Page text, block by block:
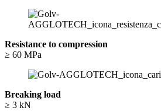
Resistance to compression
≥ 60 MPa
Breaking load
≥ 3 kN